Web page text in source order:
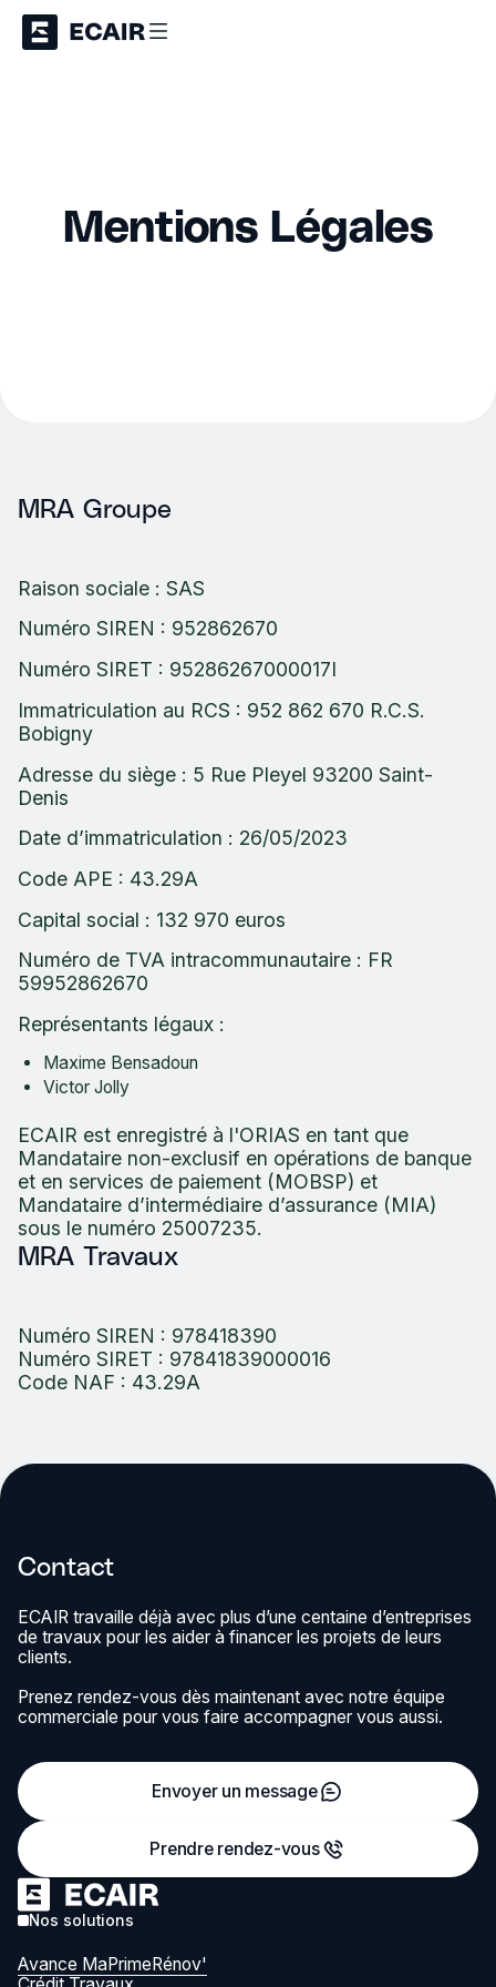
Mentions Légales
MRA Groupe
Raison sociale : SAS
Numéro SIREN : 952862670
Numéro SIRET : 95286267000017I
Immatriculation au RCS : 952 862 670 R.C.S.
Bobigny
Adresse du siège : 5 Rue Pleyel 93200 Saint-
Denis
Date d’immatriculation : 26/05/2023
Code APE : 43.29A
Capital social : 132 970 euros
Numéro de TVA intracommunautaire : FR
59952862670
Représentants légaux :
Maxime Bensadoun
Victor Jolly
ECAIR est enregistré à l'ORIAS en tant que
Mandataire non-exclusif en opérations de banque
et en services de paiement (MOBSP) et
Mandataire d’intermédiaire d’assurance (MIA)
sous le numéro 25007235.
MRA Travaux
Numéro SIREN : 978418390
Numéro SIRET : 97841839000016
Code NAF : 43.29A
Contact
ECAIR travaille déjà avec plus d’une centaine d’entreprises
de travaux pour les aider à financer les projets de leurs
clients.
Prenez rendez-vous dès maintenant avec notre équipe
commerciale pour vous faire accompagner vous aussi.
Envoyer un message
Prendre rendez-vous
Nos solutions
Avance MaPrimeRénov'